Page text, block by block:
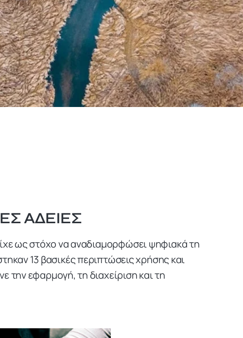
ΆΔΕΙΕΣ
ως στόχο να αναδιαμορφώσει ψηφιακά τη
13 βασικές περιπτώσεις χρήσης και
την εφαρμογή, τη διαχείριση και τη